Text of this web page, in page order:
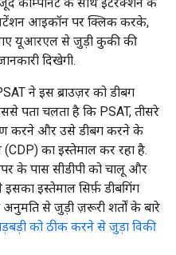
कॉम्पोनेंट के साथ इंटरैक्शन के
आइकॉन पर क्लिक करके,
यूआरएल से जुड़ी कुकी की
दिखेगी.
ने इस ब्राउज़र को डीबग
पता चलता है कि PSAT, तीसरे
करने और उसे डीबग करने के
(CDP) का इस्तेमाल कर रहा है.
के पास सीडीपी को चालू और
इस्तेमाल सिर्फ़ डीबगिंग
से जुड़ी ज़रूरी शर्तों के बारे
को ठीक करने से जुड़ा विकी